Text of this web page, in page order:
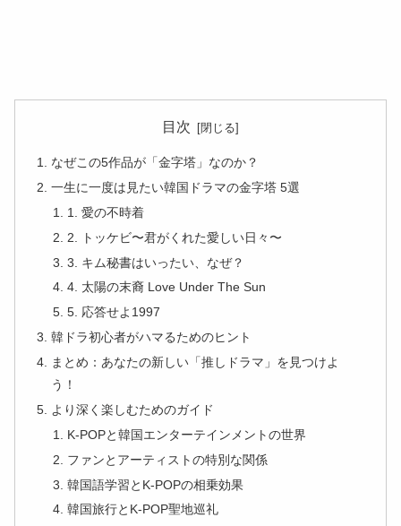
目次
なぜこの5作品が「金字塔」なのか？
一生に一度は見たい韓国ドラマの金字塔 5選
1. 愛の不時着
2. トッケビ〜君がくれた愛しい日々〜
3. キム秘書はいったい、なぜ？
4. 太陽の末裔 Love Under The Sun
5. 応答せよ1997
韓ドラ初心者がハマるためのヒント
まとめ：あなたの新しい「推しドラマ」を見つけよ
う！
より深く楽しむためのガイド
K-POPと韓国エンターテインメントの世界
ファンとアーティストの特別な関係
韓国語学習とK-POPの相乗効果
韓国旅行とK-POP聖地巡礼